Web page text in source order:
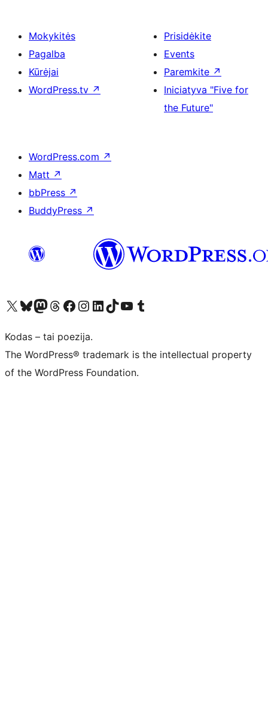
Mokykitės
Pagalba
Kūrėjai
WordPress.tv ↗
Prisidėkite
Events
Paremkite ↗
Iniciatyva "Five for
the Future"
WordPress.com ↗
Matt ↗
bbPress ↗
BuddyPress ↗
Visit our X (formerly Twitter) account
Apsilankykite mūsų Bluesky paskyroje
Visit our Mastodon account
Apsilankykite mūsų Threads paskyroje
Visit our Facebook page
Visit our Instagram account
Visit our LinkedIn account
Apsilankykite mūsų TikTok paskyroje
Visit our YouTube channel
Apsilankykite mūsų Tumblr paskyroje
Kodas – tai poezija.
The WordPress® trademark is the intellectual property
of the WordPress Foundation.